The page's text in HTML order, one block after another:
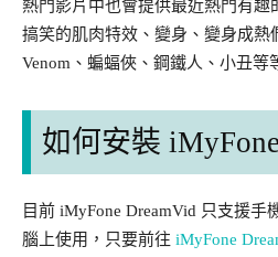
熱門影片中也會提供最近熱門有趣
搞笑的肌肉特效、變身、變身成熱
Venom、蝙蝠俠、鋼鐵人、小丑等
如何安裝
目前 iMyFone DreamVid 只支援手
腦上使用，只要前往 iMyFone